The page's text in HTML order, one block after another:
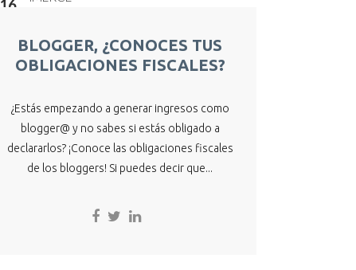
16
BLOGGER, ¿CONOCES TUS
OBLIGACIONES FISCALES?
¿Estás empezando a generar ingresos como
blogger@ y no sabes si estás obligado a
declararlos? ¡Conoce las obligaciones fiscales
de los bloggers! Si puedes decir que...